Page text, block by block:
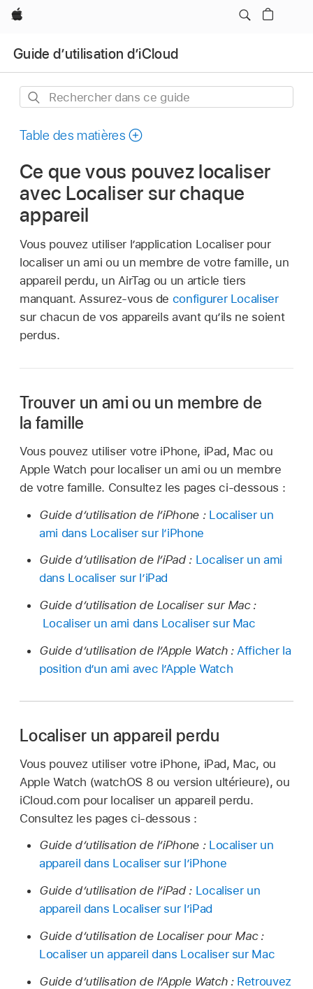
Apple
Guide d’utilisation d’iCloud
Rechercher
ce
Table des matières
Ce que vous pouvez localiser
avec Localiser sur chaque
appareil
Vous pouvez utiliser l’application Localiser pour
localiser un ami ou un membre de votre famille, un
appareil perdu, un AirTag ou un article tiers
manquant. Assurez-vous de configurer Localiser
sur chacun de vos appareils avant qu’ils ne soient
perdus.
Trouver un ami ou un membre de
la famille
Vous pouvez utiliser votre iPhone, iPad, Mac ou
Apple Watch pour localiser un ami ou un membre
de votre famille. Consultez les pages ci-dessous :
Guide d’utilisation de l’iPhone : Localiser un
ami dans Localiser sur l’iPhone
Guide d’utilisation de l’iPad : Localiser un ami
dans Localiser sur l’iPad
Guide d’utilisation de Localiser sur Mac :
Localiser un ami dans Localiser sur Mac
Guide d’utilisation de l’Apple Watch : Afficher la
position d’un ami avec l’Apple Watch
Localiser un appareil perdu
Vous pouvez utiliser votre iPhone, iPad, Mac, ou
Apple Watch (watchOS 8 ou version ultérieure), ou
iCloud.com pour localiser un appareil perdu.
Consultez les pages ci-dessous :
Guide d’utilisation de l’iPhone : Localiser un
appareil dans Localiser sur l’iPhone
Guide d’utilisation de l’iPad : Localiser un
appareil dans Localiser sur l’iPad
Guide d’utilisation de Localiser pour Mac :
Localiser un appareil dans Localiser sur Mac
Guide d’utilisation de l’Apple Watch : Retrouvez